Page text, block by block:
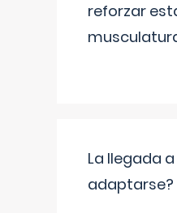
reforzar
La llegada
adaptarse?